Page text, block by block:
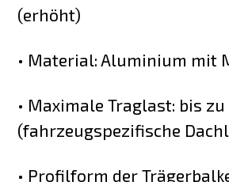
(erhöht)
• Material: Aluminium mit
• Maximale Traglast: bis zu
(fahrzeugspezifische
• Profilform der